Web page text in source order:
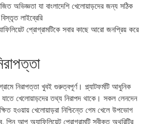
অভিজ্ঞতা যা বাংলাদেশি খেলোয়াড়দের জন্য সঠিক
লাইব্রেরি
প্রোগ্রামটিকে সবার কাছে আরো জনপ্রিয় করে
নিরাপত্তা খুবই গুরুত্বপূর্ণ। প্ল্যাটফর্মটি আধুনিক
যাতে খেলোয়াড়দের তথ্য নিরাপদ থাকে। সকল লেনদেন
হওয়ায় খেলোয়াড়রা নিশ্চিন্তে গেম খেলে উপভোগ
পিন আপ অ্যাফিলিয়েট প্রোগ্রামটি স্বীকৃত অথরিটির